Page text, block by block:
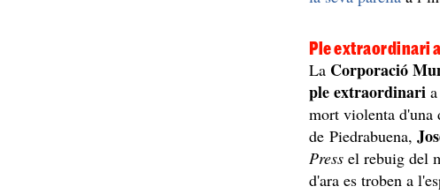
Ple extraordinari
La Corporació
ple extraordinari
mort violenta d'una
de Piedrabuena,
Pressel rebuig del
d'ara es troben a